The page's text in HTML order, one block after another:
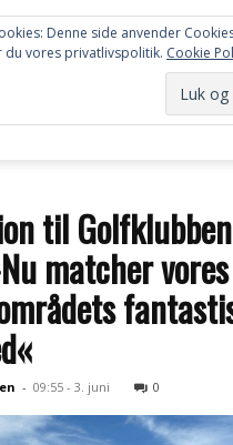
SYD
AVISEN
til Golfklubben
matcher vores
- 09:55 - 3. juni 0
Denne side anvender
vores privatlivspolitik. Cookie